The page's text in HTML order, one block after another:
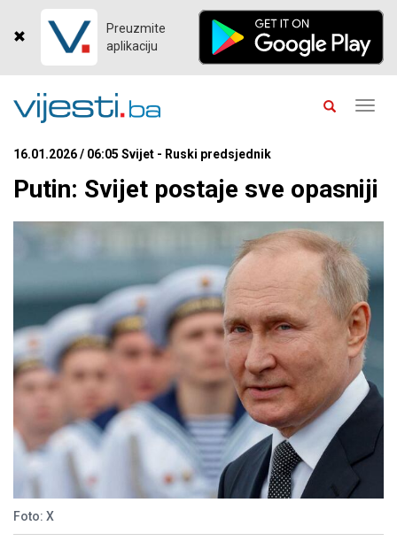
Preuzmite
aplikaciju
16.01.2026 / 06:05 Svijet - Ruski predsjednik
Putin: Svijet postaje sve opasniji
Foto: X